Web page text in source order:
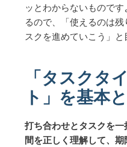
ッとわからないもので
るので、「使えるのは
スクを進めていこう」と
「タスクタ
ト」を基本
打ち合わせとタスクを
間を正しく理解して、